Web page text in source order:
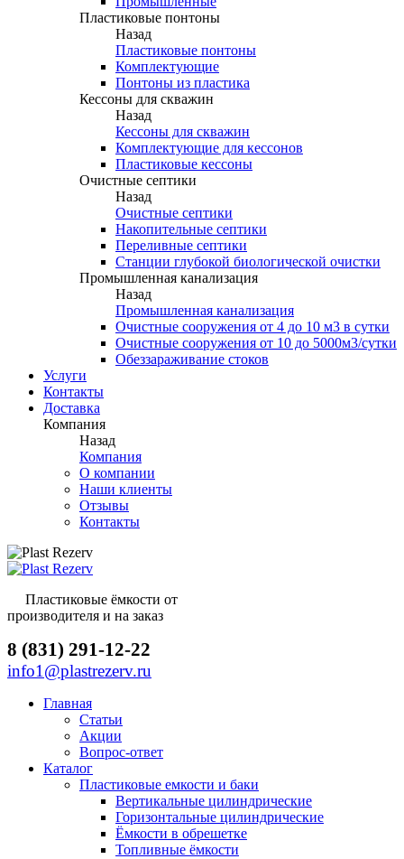
Пластиковые понтоны
Назад
Пластиковые понтоны
Комплектующие
Понтоны из пластика
Кессоны для скважин
Назад
Кессоны для скважин
Комплектующие для кессонов
Пластиковые кессоны
Очистные септики
Назад
Очистные септики
Накопительные септики
Переливные септики
Станции глубокой биологической очистки
Промышленная канализация
Назад
Промышленная канализация
Очистные сооружения от 4 до 10 м3 в сутки
Очистные сооружения от 10 до 5000м3/сутки
Обеззараживание стоков
Услуги
Контакты
Доставка
Компания
Назад
Компания
О компании
Наши клиенты
Отзывы
Контакты
Пластиковые ёмкости от
производителя и на заказ
8 (831) 291-12-22
info1@plastrezerv.ru
Главная
Статьи
Акции
Вопрос-ответ
Каталог
Пластиковые емкости и баки
Вертикальные цилиндрические
Горизонтальные цилиндрические
Ёмкости в обрешетке
Топливные ёмкости